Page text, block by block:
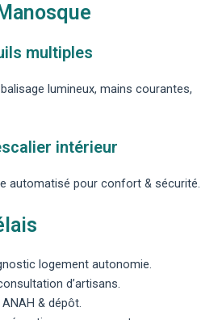
multiples
lumineux, mains courantes,
intérieur
automatisé pour confort & sécurité.
logement autonomie.
d’artisans.
& dépôt.